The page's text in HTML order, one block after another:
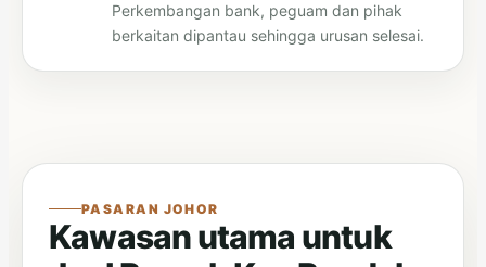
Perkembangan bank, peguam dan pihak
berkaitan dipantau sehingga urusan selesai.
PASARAN JOHOR
Kawasan utama untuk